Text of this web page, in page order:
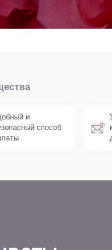
и
способ